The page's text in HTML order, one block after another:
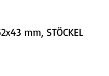
mm, STÖCKEL